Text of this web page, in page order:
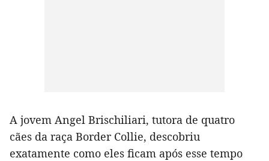
A jovem Angel Brischiliari, tutora de quatro
cães da raça Border Collie, descobriu
exatamente como eles ficam após esse tempo